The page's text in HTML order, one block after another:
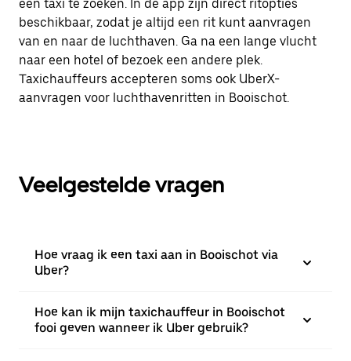
een taxi te zoeken. In de app zijn direct ritopties
beschikbaar, zodat je altijd een rit kunt aanvragen
van en naar de luchthaven. Ga na een lange vlucht
naar een hotel of bezoek een andere plek.
Taxichauffeurs accepteren soms ook UberX-
aanvragen voor luchthavenritten in Booischot.
Veelgestelde vragen
Hoe vraag ik een taxi aan in Booischot via
Uber?
Hoe kan ik mijn taxichauffeur in Booischot
fooi geven wanneer ik Uber gebruik?